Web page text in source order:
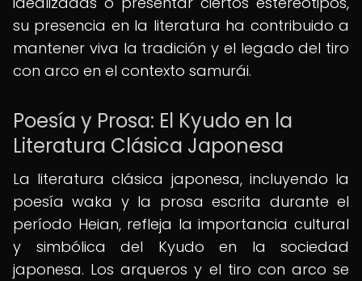
su presencia en la literatura ha contribuido a
mantener viva la tradición y el legado del tiro
con arco en el contexto samurái.
Poesía y Prosa: El Kyudo en la
Literatura Clásica Japonesa
La literatura clásica japonesa, incluyendo la
poesía waka y la prosa escrita durante el
período Heian, refleja la importancia cultural
y simbólica del Kyudo en la sociedad
japonesa. Los arqueros y el tiro con arco se